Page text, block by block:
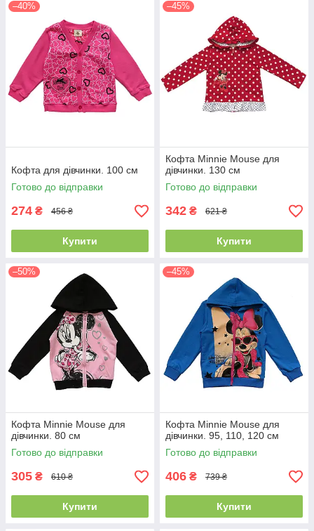
–40%
Кофта для дівчинки. 100 см
Готово до відправки
274 ₴ 456 ₴
Купити
–45%
Кофта Minnie Mouse для
дівчинки. 130 см
Готово до відправки
342 ₴ 621 ₴
Купити
–50%
Кофта Minnie Mouse для
дівчинки. 80 см
Готово до відправки
305 ₴ 610 ₴
Купити
–45%
Кофта Minnie Mouse для
дівчинки. 95, 110, 120 см
Готово до відправки
406 ₴ 739 ₴
Купити